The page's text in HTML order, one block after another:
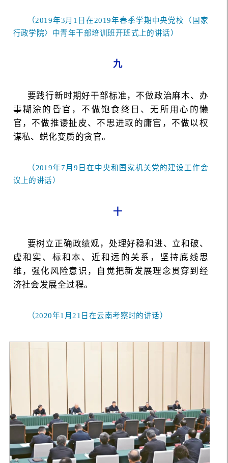
（2019年3月1日在2019年春季学期中央党校〈国家
行政学院〉中青年干部培训班开班式上的讲话）
九
要践行新时期好干部标准，不做政治麻木、办
事糊涂的昏官，不做饱食终日、无所用心的懒
官，不做推诿扯皮、不思进取的庸官，不做以权
谋私、蜕化变质的贪官。
（2019年7月9日在中央和国家机关党的建设工作会
议上的讲话）
十
要树立正确政绩观，处理好稳和进、立和破、
虚和实、标和本、近和远的关系，坚持底线思
维，强化风险意识，自觉把新发展理念贯穿到经
济社会发展全过程。
（2020年1月21日在云南考察时的讲话）